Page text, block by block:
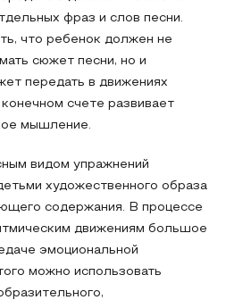
фраз и слов песни.
что ребенок должен не
сюжет песни, но и
передать в движениях
счете развивает
мышление.
видом упражнений
художественного образа
содержания. В процессе
движениям большое
эмоциональной
можно использовать